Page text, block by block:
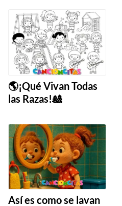
🌎¡Qué Vivan Todas
las Razas!🎎
Así es como se lavan